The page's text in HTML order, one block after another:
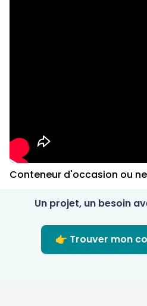
Conteneur d'occasion ou
Un projet, un besoin
👉 Trouver mon